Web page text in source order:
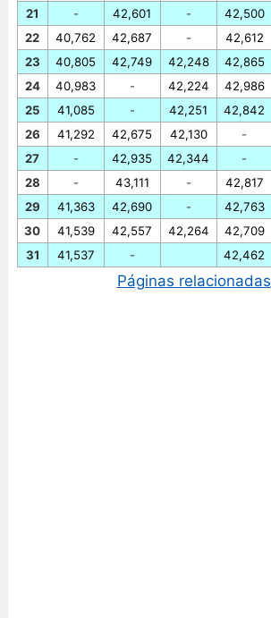
21
22
23
24
25
26
27
28
29
30
31
-
40,762
40,805
40,983
41,085
41,292
-
-
41,363
41,539
41,537
42,601
42,687
42,749
-
-
42,675
42,935
43,111
42,690
42,557
-
-
-
42,248
42,224
42,251
42,130
42,344
-
-
42,264
42,500
42,612
42,865
42,986
42,842
-
-
42,817
42,763
42,709
42,462
Páginas relacionadas